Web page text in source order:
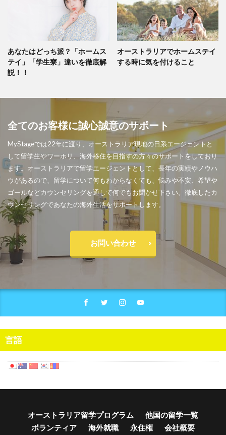
あなたはどっち派？「ホームス
テイ」「学生寮」違いを徹底解
説！！
オーストラリアでホームステイ
する時に気を付けること
全てのお客様に誠心誠意のサポート
MyStageでは22年に渡り、オーストラリア現地の日系エージェントと
して留学生やワーホリ、海外移住を目指すの方々のサポートをしており
ます。オーストラリアで留学エージェントとして、長年の実績やノウハ
ウがあるので、留学について何もわからなくても、悩みや不安、希望や
ゴールなどカウンセリングを通して何でもお聞かせ下さい。徹底したカ
ウンセリングであなたの海外生活をサポートします。
お問い合わせ
言語
オーストラリア留学プログラム
他国の留学一覧
ボランティア
海外就職 永住権 会社概要